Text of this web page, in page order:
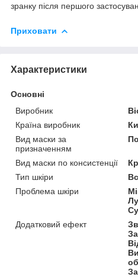
зранку після першого
Приховати
Характеристики
Основні
Виробник
Країна виробник
Вид маски за
призначенням
Вид маски по консистенції
Тип шкіри
Проблема шкіри
Додатковий ефект